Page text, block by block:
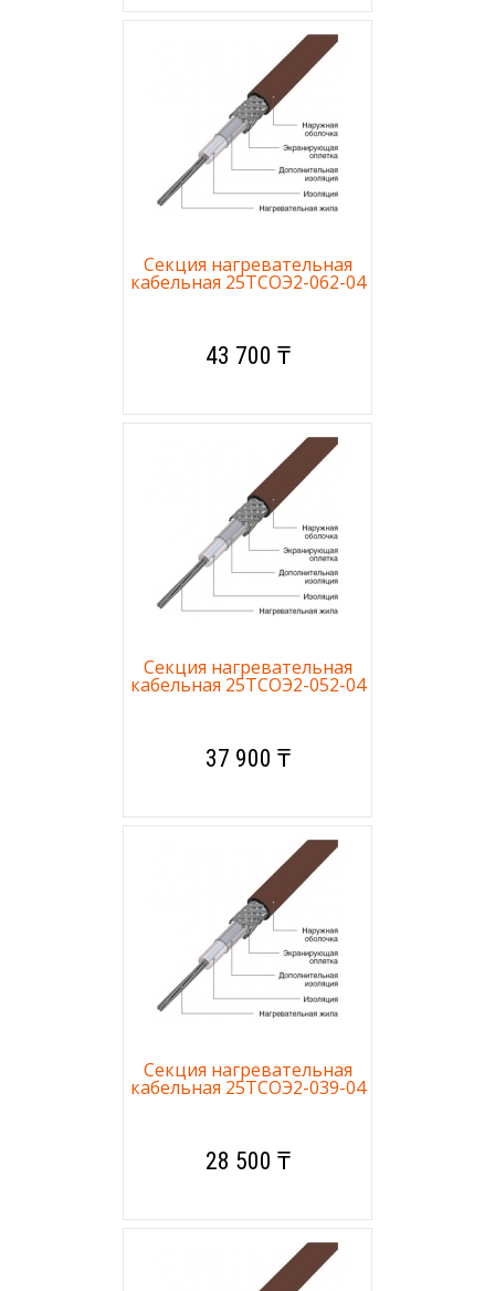
Секция нагревательная
кабельная 25ТСОЭ2-062-04
43 700 ₸
Секция нагревательная
кабельная 25ТСОЭ2-052-04
37 900 ₸
Секция нагревательная
кабельная 25ТСОЭ2-039-04
28 500 ₸